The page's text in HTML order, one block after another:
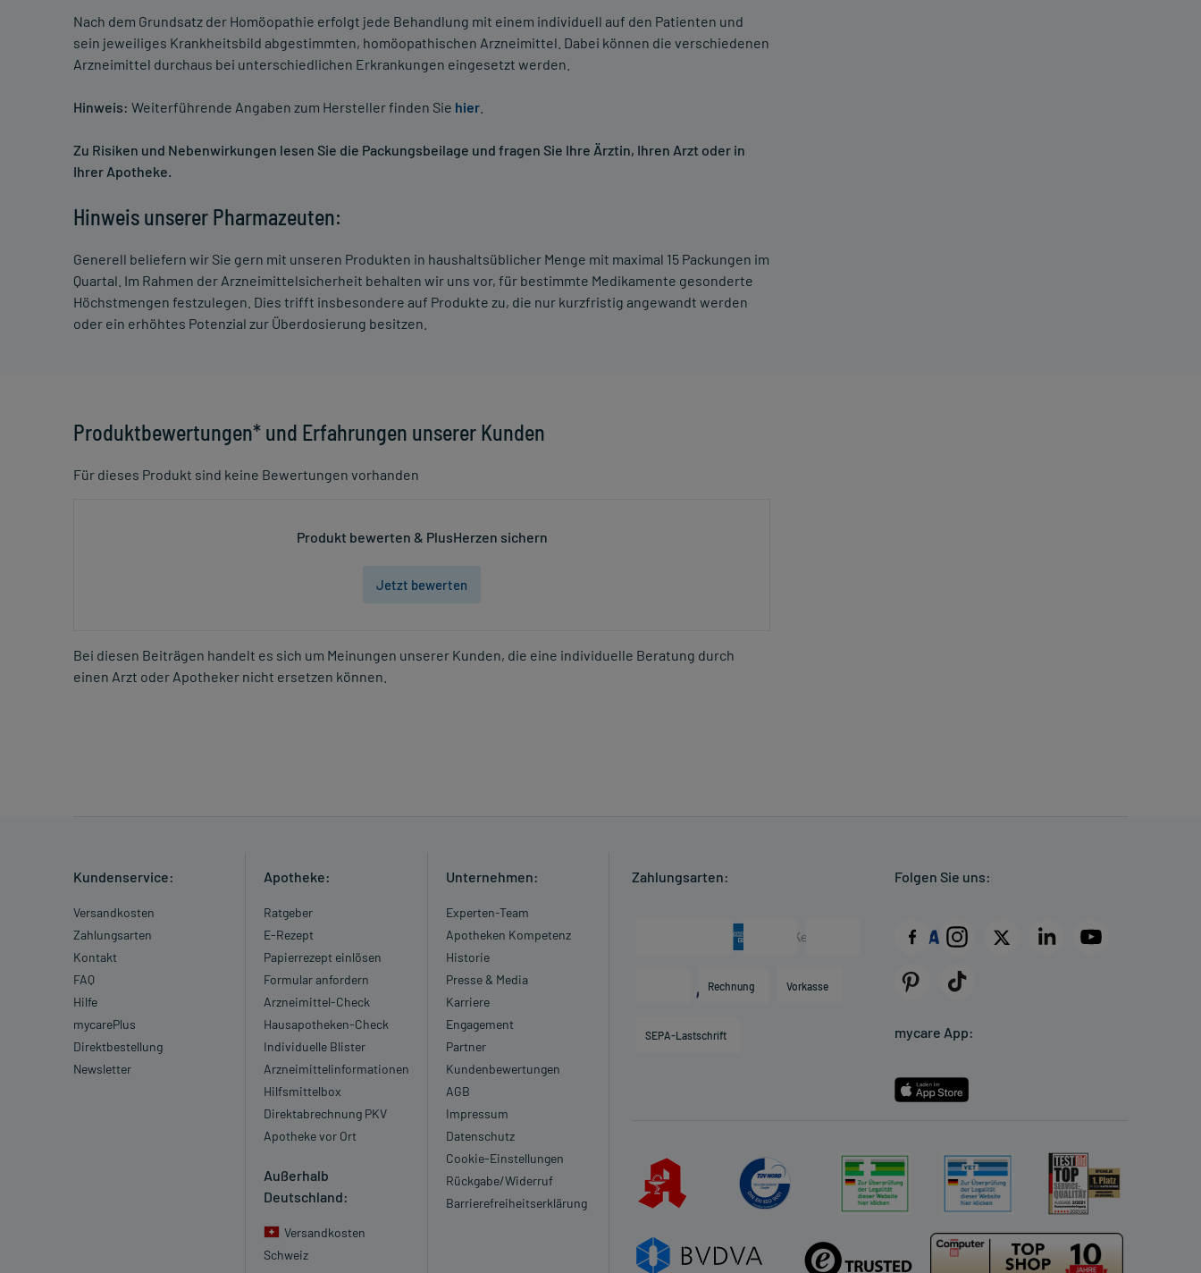
Nach dem Grundsatz der Homöopathie erfolgt jede Behandlung mit einem individuell auf den Patienten und
sein jeweiliges Krankheitsbild abgestimmten, homöopathischen Arzneimittel. Dabei können die verschiedenen
Arzneimittel durchaus bei unterschiedlichen Erkrankungen eingesetzt werden.
Hinweis: Weiterführende Angaben zum Hersteller finden Sie hier
Zu Risiken und Nebenwirkungen lesen Sie die Packungsbeilage und fragen Sie Ihre Ärztin, Ihren Arzt oder in
Ihrer Apotheke.
Hinweis unserer Pharmazeuten:
Generell beliefern wir Sie gern mit unseren Produkten in haushaltsüblicher Menge mit maximal 15 Packungen im
Quartal. Im Rahmen der Arzneimittelsicherheit behalten wir uns vor, für bestimmte Medikamente gesonderte
Höchstmengen festzulegen. Dies trifft insbesondere auf Produkte zu, die nur kurzfristig angewandt werden
oder ein erhöhtes Potenzial zur Überdosierung besitzen.
Produktbewertungen* und Erfahrungen unserer Kunden
Für dieses Produkt sind keine Bewertungen vorhanden
Produkt bewerten & PlusHerzen sichern
Jetzt bewerten
Bei diesen Beiträgen handelt es sich um Meinungen unserer Kunden, die eine individuelle Beratung durch
einen Arzt oder Apotheker nicht ersetzen können.
Kundenservice:
Versandkosten
Zahlungsarten
Kontakt
FAQ
Hilfe
mycarePlus
Direktbestellung
Newsletter
Apotheke:
Ratgeber
E-Rezept
Papierrezept einlösen
Formular anfordern
Arzneimittel-Check
Hausapotheken-Check
Individuelle Blister
Arzneimittelinformationen
Hilfsmittelbox
Direktabrechnung PKV
Apotheke vor Ort
Außerhalb
Deutschland:
Versandkosten
Schweiz
Unternehmen:
Experten-Team
Apotheken Kompetenz
Historie
Presse & Media
Karriere
Engagement
Partner
Kundenbewertungen
AGB
Impressum
Datenschutz
Cookie-Einstellungen
Rückgabe/Widerruf
Barrierefreiheitserklärung
Zahlungsarten:
Rechnung Vorkasse
SEPA-Lastschrift
Folgen Sie uns:
mycare App: